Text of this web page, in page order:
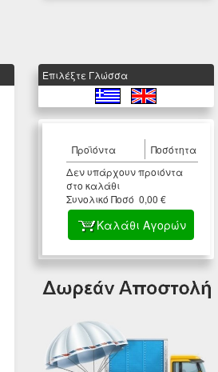
Eπιλέξτε Γλώσσα
Προϊόντα
Ποσότητα
Δεν υπάρχουν προιόντα
στο καλάθι
Συνολικό Ποσό 0,00 €
Καλάθι Αγορών